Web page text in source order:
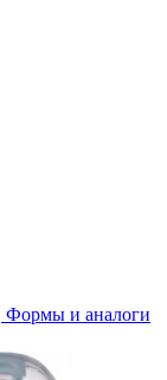
Формы и аналоги